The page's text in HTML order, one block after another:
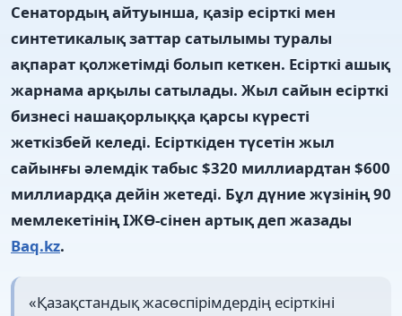
Сенатордың айтуынша, қазір есірткі мен
синтетикалық заттар сатылымы туралы
ақпарат қолжетімді болып кеткен. Есірткі ашық
жарнама арқылы сатылады. Жыл сайын есірткі
бизнесі нашақорлыққа қарсы күресті
жеткізбей келеді. Есірткіден түсетін жыл
сайынғы әлемдік табыс $320 миллиардтан $600
миллиардқа дейін жетеді. Бұл дүние жүзінің 90
мемлекетінің ІЖӨ-сінен артық деп жазады
Baq.kz.
«Қазақстандық жасөспірімдердің есірткіні